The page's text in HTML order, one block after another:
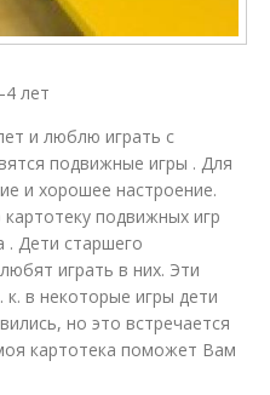
лет
и люблю играть с
подвижные игры . Для
и хорошее настроение.
подвижных игр
. Дети старшего
играть в них. Эти
в некоторые игры дети
но это встречается
картотека поможет Вам